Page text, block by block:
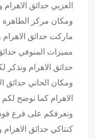
العزبي حدائق الاهرام
ومكان مركز الطاهرة
ماركت حدائق
مميزات المنوفي
حدائق الاهرام ونذكر
ومكان الحاتي حدائق
الاهرام كما نوضح
ونعرفكم على فرع
كنتاكي حدائق